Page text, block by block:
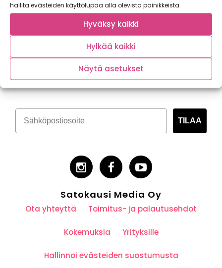
hallita evästeiden käyttölupaa alla olevista painikkeista.
Hyväksy kaikki
Hylkää kaikki
Näytä asetukset
Tilaa kasvispitoinen uutiskirje
TILAA
Satokausi Media Oy
Ota yhteyttä Toimitus- ja palautusehdot
Kokemuksia Yrityksille
Hallinnoi evästeiden suostumusta